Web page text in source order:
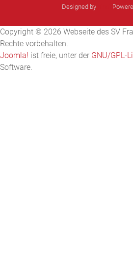
Designed by
Copyright © 2026 Webseite des SV
Rechte vorbehalten.
Joomla! ist freie, unter der GNU/GPL-
Software.